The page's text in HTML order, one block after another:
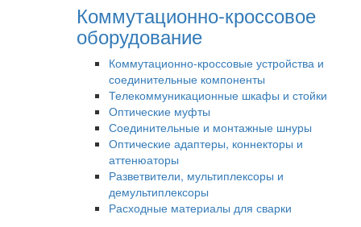
Коммутационно-кроссовое
оборудование
Коммутационно-кроссовые устройства и
соединительные компоненты
Телекоммуникационные шкафы и стойки
Оптические муфты
Соединительные и монтажные шнуры
Оптические адаптеры, коннекторы и
аттенюаторы
Разветвители, мультиплексоры и
демультиплексоры
Расходные материалы для сварки